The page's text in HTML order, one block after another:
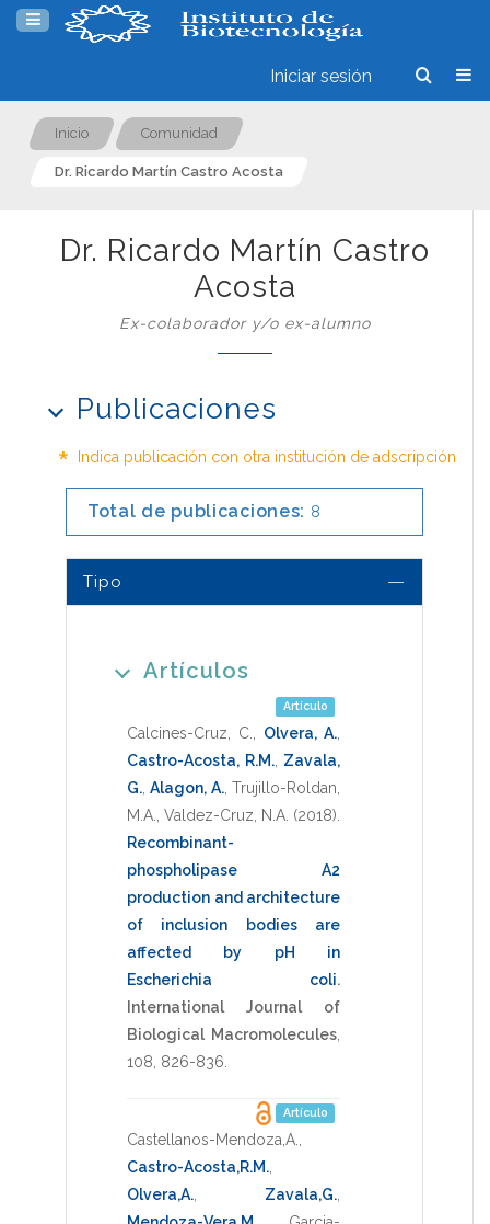
Iniciar sesión
Inicio Comunidad
Dr. Ricardo Martín Castro Acosta
Dr. Ricardo Martín Castro
Acosta
Ex-colaborador y/o ex-alumno
Publicaciones
* Indica publicación con otra institución de adscripción
Total de publicaciones: 8
Tipo
Artículos
Artículo
Calcines-Cruz, C. Olvera, A.
Castro-Acosta, R.M., Zavala,
G. ,Alagon, A.,Trujillo-Roldan,
M.A.
Valdez-Cruz, N.A. (2018)
Recombinant-
phospholipase A2
production and architecture
of inclusion bodies are
affected by pH in
Escherichia coli.
International Journal of
Biological Macromolecules
108 826-836
Artículo
Castellanos-Mendoza,A.
Castro-Acosta,R.M.
Olvera,A.
Zavala,G.